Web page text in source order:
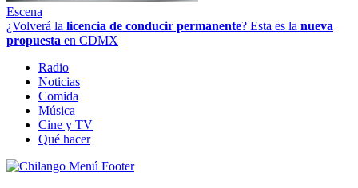
Escena
¿Volverá la licencia de conducir permanente? Esta es la nueva
propuesta en CDMX
Radio
Noticias
Comida
Música
Cine y TV
Qué hacer